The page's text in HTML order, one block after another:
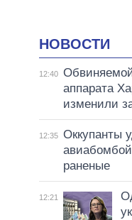
НОВОСТИ
12:40
аппарата
изменили
12:35 Оккупанты
раненые
12:21